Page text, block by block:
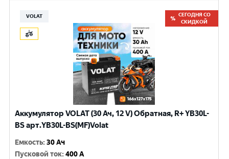
VOLAT
СЕГОДНЯ СО
СКИДКОЙ
Аккумулятор VOLAT (30 Ач, 12 V) Обратная, R+ YB30L-
BS арт.YB30L-BS(MF)Volat
Емкость:30 Ач
Пусковой ток:400 A